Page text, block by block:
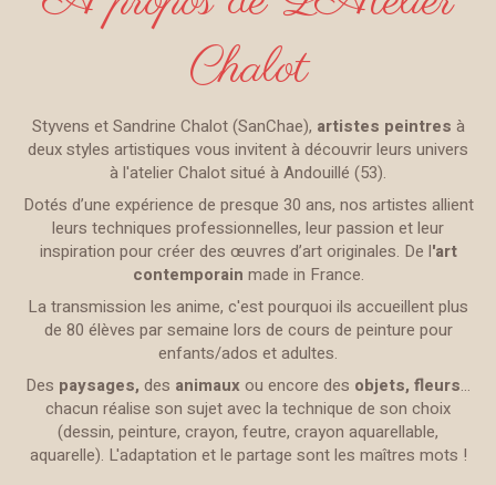
Chalot
Styvens et Sandrine Chalot (SanChae), artistes peintres à
deux styles artistiques vous invitent à découvrir leurs univers
à l'atelier Chalot situé à Andouillé (53).
Dotés d’une expérience de presque 30 ans, nos artistes allient
leurs techniques professionnelles, leur passion et leur
inspiration pour créer des œuvres d’art originales. De l'art
contemporain made in France.
La transmission les anime, c'est pourquoi ils accueillent plus
de 80 élèves par semaine lors de cours de peinture pour
enfants/ados et adultes.
Des paysages, des animauxou encore des objets, fleurs…
chacun réalise son sujet avec la technique de son choix
(dessin, peinture, crayon, feutre, crayon aquarellable,
aquarelle). L'adaptation et le partage sont les maîtres mots !